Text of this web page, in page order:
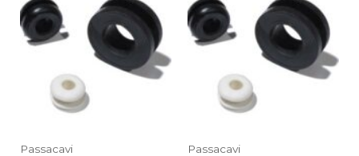
Passacavi Passacavi